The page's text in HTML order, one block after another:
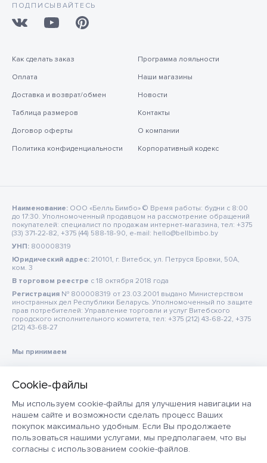
Мы используем cookie-файлы для улучшения навигации на
нашем сайте и возможности сделать процесс Ваших
покупок максимально удобным. Если Вы продолжаете
пользоваться нашими услугами, мы предполагаем, что вы
согласны с использованием cookie-файлов.
ПОДПИСЫВАЙТЕСЬ
Как сделать заказ
Оплата
Доставка и возврат/обмен
Таблица размеров
Договор оферты
Политика конфиденциальности
Программа лояльности
Наши магазины
Новости
Контакты
О компании
Корпоративный кодекс
Наименование: ООО «Белль Бимбо» © Время работы: будни с 8:00
до 17:30. Уполномоченный продавцом на рассмотрение обращений
покупателей: специалист по продажам интернет-магазина, тел: +375
(33) 371-22-82, +375 (44) 588-18-90, e-mail: hello@bellbimbo.by
УНП: 800008319
Юридический адрес: 210101, г. Витебск, ул. Петруся Бровки, 50А,
ком. 3
В торговом реестре c 18 октября 2018 года
Регистрация № 800008319 от 23.03.2001 выдано Министерством
иностранных дел Республики Беларусь. Уполномоченный по защите
прав потребителей: Управление торговли и услуг Витебского
городского исполнительного комитета, тел: +375 (212) 43-68-22, +375
(212) 43-68-27
Мы принимаем